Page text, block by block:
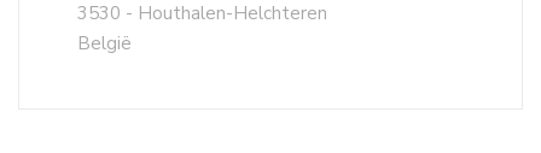
3530 - Houthalen-Helchteren
België